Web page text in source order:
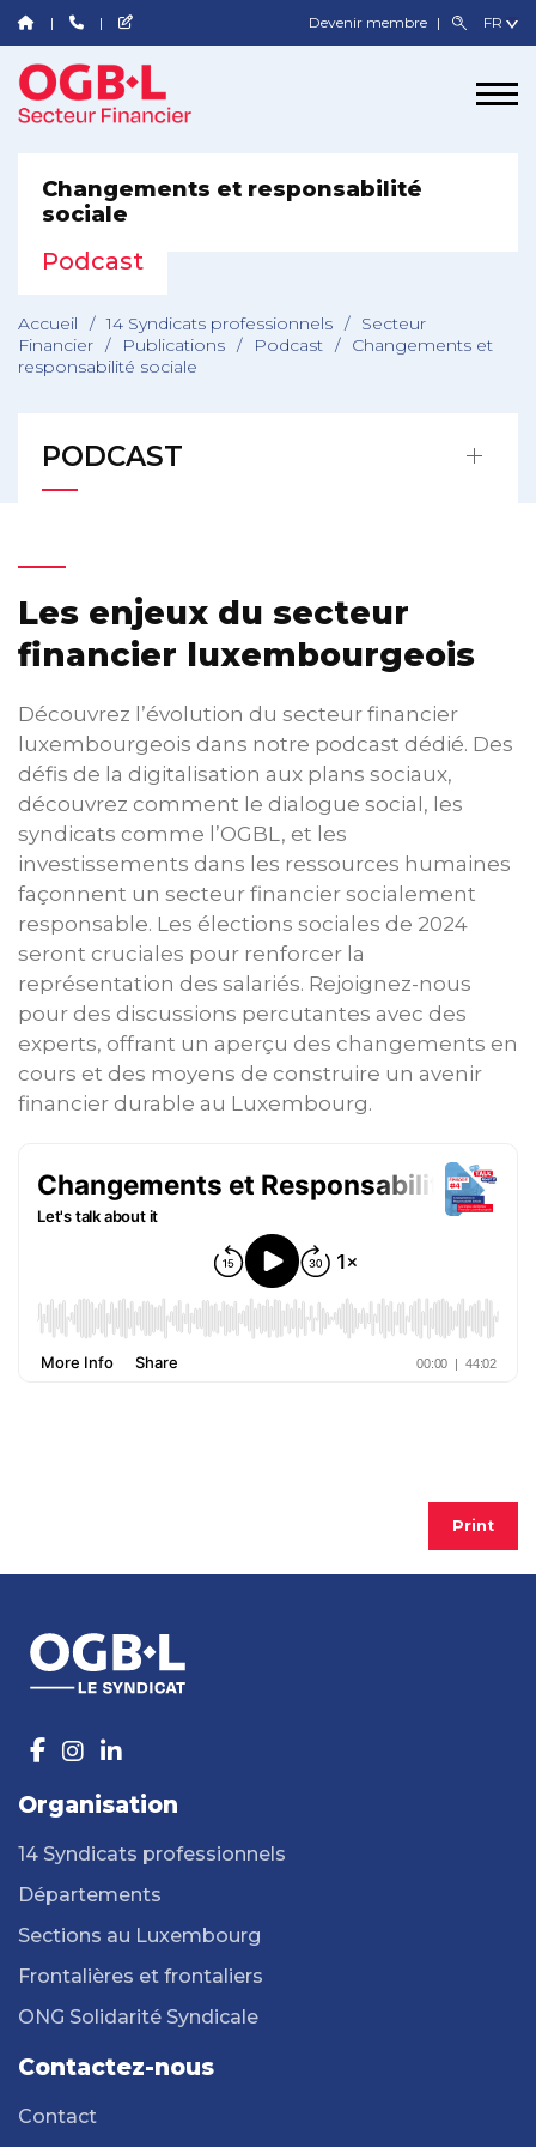
Devenir membre
Changements et responsabilité
sociale
Podcast
Accueil / 14 Syndicats professionnels /
Secteur
Financier / Publications / Podcast /
Changements et
responsabilité sociale
PODCAST
Les enjeux du secteur
financier luxembourgeois
Découvrez l’évolution du secteur financier
luxembourgeois dans notre podcast dédié. Des
défis de la digitalisation aux plans sociaux,
découvrez comment le dialogue social, les
syndicats comme l’OGBL, et les
investissements dans les ressources humaines
façonnent un secteur financier socialement
responsable. Les élections sociales de 2024
seront cruciales pour renforcer la
représentation des salariés. Rejoignez-nous
pour des discussions percutantes avec des
experts, offrant un aperçu des changements en
cours et des moyens de construire un avenir
financier durable au Luxembourg.
Print
Organisation
14 Syndicats professionnels
Départements
Sections au Luxembourg
Frontalières et frontaliers
ONG Solidarité Syndicale
Contactez-nous
Contact